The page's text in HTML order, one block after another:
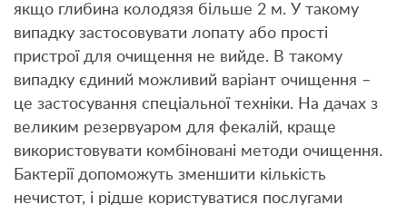
якщо глибина колодязя більше 2 м. У такому
випадку застосовувати лопату або прості
пристрої для очищення не вийде. В такому
випадку єдиний можливий варіант очищення –
це застосування спеціальної техніки. На дачах з
великим резервуаром для фекалій, краще
використовувати комбіновані методи очищення.
Бактерії допоможуть зменшити кількість
нечистот, і рідше користуватися послугами